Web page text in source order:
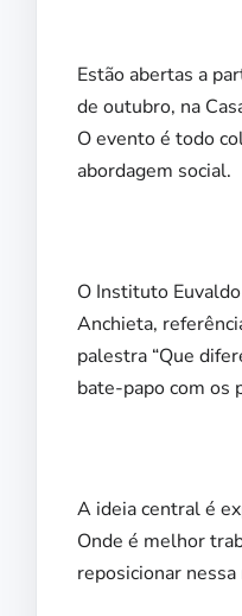
Estão abertas a
de outubro, na
O evento é todo
abordagem social.
O Instituto
Anchieta,
palestra “Que
bate-papo com os
A ideia central é
Onde é melhor
reposicionar